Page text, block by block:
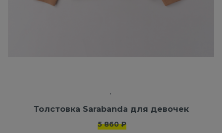
Толстовка Sarabanda для девочек
5 860 ₽